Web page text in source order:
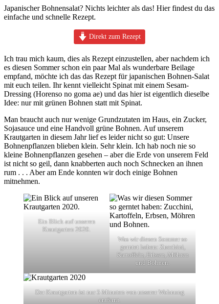
Japanischer Bohnensalat? Nichts leichter als das! Hier findest du das
einfache und schnelle Rezept.
Direkt zum Rezept
Ich trau mich kaum, dies als Rezept einzustellen, aber nachdem ich
es diesen Sommer schon ein paar Mal als wunderbare Beilage
empfand, möchte ich das das Rezept für japanischen Bohnen-Salat
mit euch teilen. Ihr kennt vielleicht Spinat mit einem Sesam-
Dressing (Horenso no goma ae) und das hier ist eigentlich dieselbe
Idee: nur mit grünen Bohnen statt mit Spinat.
Man braucht auch nur wenige Grundzutaten im Haus, ein Zucker,
Sojasauce und eine Handvoll grüne Bohnen. Auf unserem
Krautgarten in diesem Jahr lief es leider nicht so gut: Unsere
Bohnenpflanzen blieben klein. Sehr klein. Ich hab noch nie so
kleine Bohnenpflanzen gesehen – aber die Erde von unserem Feld
ist nicht so geil, dann knabberten auch noch Schnecken an ihnen
rum . . . Aber am Ende konnten wir doch einige Bohnen
mitnehmen.
Ein Blick auf unseren
Krautgarten 2020.
Was wir diesen Sommer so
gerntet haben: Zucchini,
Kartoffeln, Erbsen, Möhren
und Bohnen.
Der Krautgarten ist nur 5 Minuten von unserer Wohnung
entfernt.